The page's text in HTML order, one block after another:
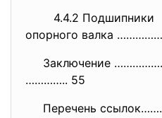
4.4.2 Подшипники
опорного валка
Заключение
………….. 55
Перечень